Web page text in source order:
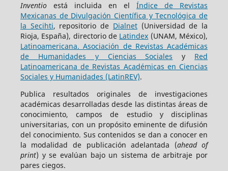
Inventioestá incluida en elÍndice de Revistas
Mexicanas de Divulgación Científica y Tecnológica de
la Secihti, repositorio de Dialnet(Universidad de la
Rioja, España), directorio de Latindex (UNAM, México),
Latinoamericana. Asociación de Revistas Académicas
de Humanidades y Ciencias Sociales y Red
Latinoamericana de Revistas Académicas en Ciencias
Sociales y Humanidades (LatinREV).
Publica resultados originales de investigaciones
académicas desarrolladas desde las distintas áreas de
conocimiento, campos de estudio y disciplinas
universitarias, con un propósito eminente de difusión
del conocimiento. Sus contenidos se dan a conocer en
la modalidad de publicación adelantada (ahead of
print) y se evalúan bajo un sistema de arbitraje por
pares ciegos.